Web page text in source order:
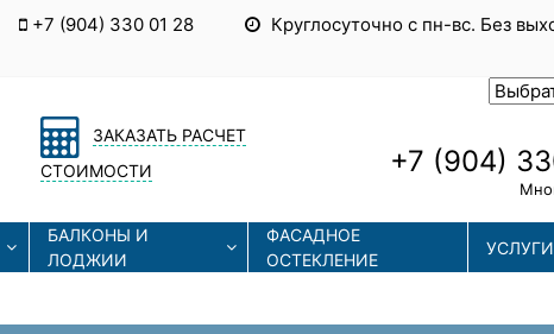
+7 (904) 330 01 28
Круглосуточно с пн-вс. Без
ЗАКАЗАТЬ РАСЧЕТ
СТОИМОСТИ
+7 (904)
БАЛКОНЫ И
ЛОДЖИИ
ФАСАДНОЕ
ОСТЕКЛЕНИЕ
УСЛУГИ